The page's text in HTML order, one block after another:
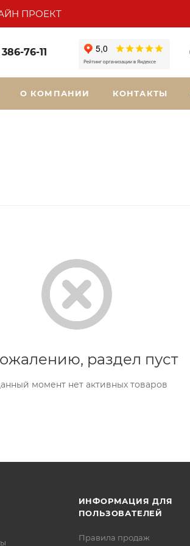
ПРОЕКТ
76-11
О КОМПАНИИ КОНТАКТЫ
раздел пуст
момент нет активных товаров
ИНФОРМАЦИЯ ДЛЯ
ПОЛЬЗОВАТЕЛЕЙ
Правила продаж